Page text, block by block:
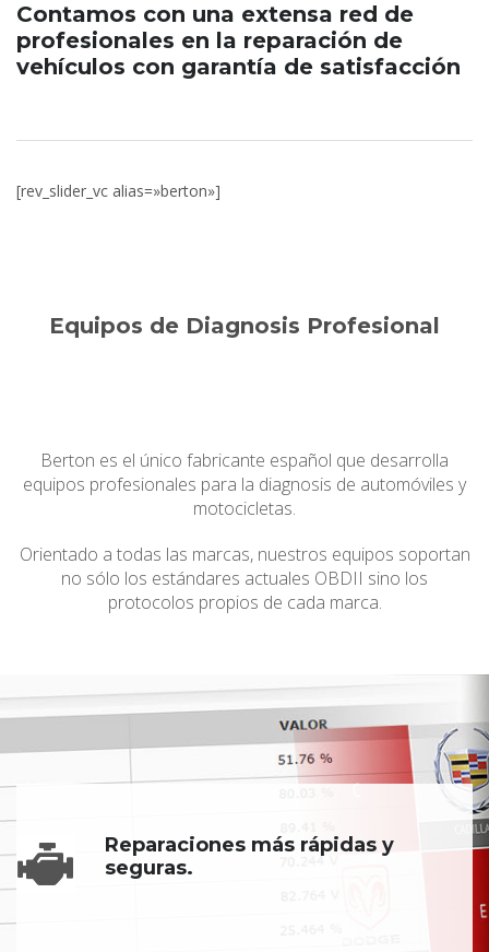
Contamos con una extensa red de
profesionales en la reparación de
vehículos con garantía de satisfacción
[rev_slider_vc alias=»berton»]
Equipos de Diagnosis Profesional
Berton es el único fabricante español que desarrolla
equipos profesionales para la diagnosis de automóviles y
motocicletas.
Orientado a todas las marcas, nuestros equipos soportan
no sólo los estándares actuales OBDII sino los
protocolos propios de cada marca.
Reparaciones más rápidas y
seguras.